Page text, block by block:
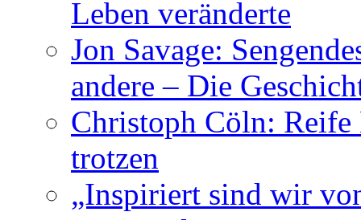
Leben veränderte
Jon Savage:
andere – Die
Christoph Cöln:
trotzen
„Inspiriert sind wir